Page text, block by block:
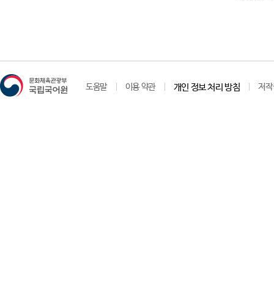
도움말 이용 약관 개인 정보 처리 방침 저